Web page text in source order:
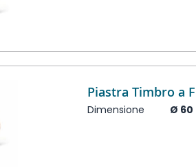
Piastra Timbro a
Dimensione Ø 60